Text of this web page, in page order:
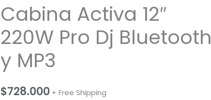
Cabina Activa 12″
220W Pro Dj Bluetooth
y MP3
$728.000 + Free Shipping